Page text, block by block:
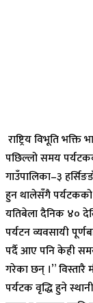
राष्ट्रिय विभूति
पछिल्लो समय
गाउँपालिका–३
हुन थालेसँगै पर्यटकको
यतिबेला दैनिक ४०
पर्यटन व्यवसायी
पर्दै आए पनि केही
गरेका छन् ।” विस्तारै
पर्यटक वृद्धि हुने